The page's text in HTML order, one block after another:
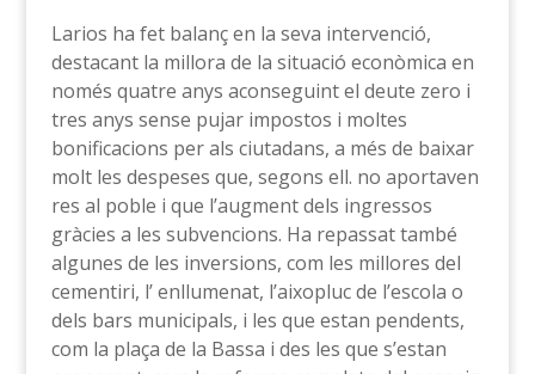
Larios ha fet balanç en la seva intervenció,
destacant la millora de la situació econòmica en
només quatre anys aconseguint el deute zero i
tres anys sense pujar impostos i moltes
bonificacions per als ciutadans, a més de baixar
molt les despeses que, segons ell. no aportaven
res al poble i que l’augment dels ingressos
gràcies a les subvencions. Ha repassat també
algunes de les inversions, com les millores del
cementiri, l’ enllumenat, l’aixopluc de l’escola o
dels bars municipals, i les que estan pendents,
com la plaça de la Bassa i des les que s’estan